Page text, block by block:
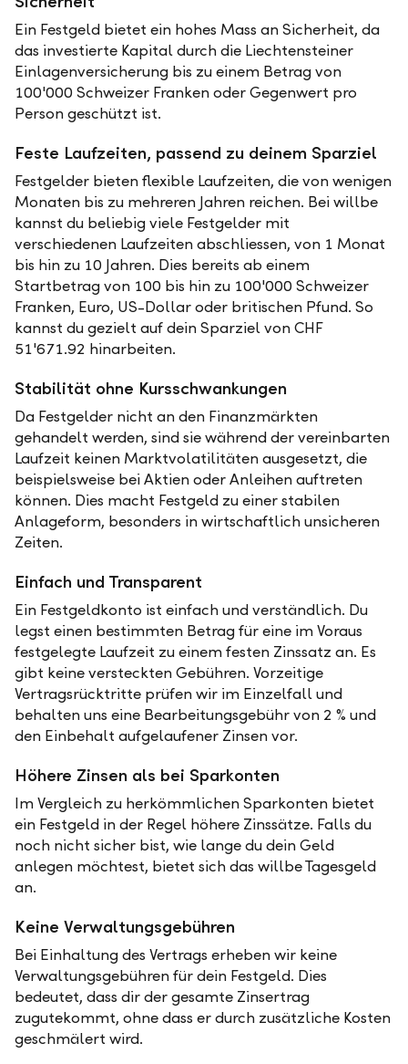
Ein Festgeld bietet ein hohes Mass an Sicherheit, da
das investierte Kapital durch die Liechtensteiner
Einlagenversicherung bis zu einem Betrag von
100'000 Schweizer Franken oder Gegenwert pro
Person geschützt ist.
Feste Laufzeiten, passend zu deinem Sparziel
Festgelder bieten flexible Laufzeiten, die von wenigen
Monaten bis zu mehreren Jahren reichen. Bei willbe
kannst du beliebig viele Festgelder mit
verschiedenen Laufzeiten abschliessen, von 1 Monat
bis hin zu 10 Jahren. Dies bereits ab einem
Startbetrag von 100 bis hin zu 100'000 Schweizer
Franken, Euro, US-Dollar oder britischen Pfund. So
kannst du gezielt auf dein Sparziel von CHF
51'671.92 hinarbeiten.
Stabilität ohne Kursschwankungen
Da Festgelder nicht an den Finanzmärkten
gehandelt werden, sind sie während der vereinbarten
Laufzeit keinen Marktvolatilitäten ausgesetzt, die
beispielsweise bei Aktien oder Anleihen auftreten
können. Dies macht Festgeld zu einer stabilen
Anlageform, besonders in wirtschaftlich unsicheren
Zeiten.
Einfach und Transparent
Ein Festgeldkonto ist einfach und verständlich. Du
legst einen bestimmten Betrag für eine im Voraus
festgelegte Laufzeit zu einem festen Zinssatz an. Es
gibt keine versteckten Gebühren. Vorzeitige
Vertragsrücktritte prüfen wir im Einzelfall und
behalten uns eine Bearbeitungsgebühr von 2 % und
den Einbehalt aufgelaufener Zinsen vor.
Höhere Zinsen als bei Sparkonten
Im Vergleich zu herkömmlichen Sparkonten bietet
ein Festgeld in der Regel höhere Zinssätze. Falls du
noch nicht sicher bist, wie lange du dein Geld
anlegen möchtest, bietet sich das willbe Tagesgeld
an.
Keine Verwaltungsgebühren
Bei Einhaltung des Vertrags erheben wir keine
Verwaltungsgebühren für dein Festgeld. Dies
bedeutet, dass dir der gesamte Zinsertrag
zugutekommt, ohne dass er durch zusätzliche Kosten
geschmälert wird.